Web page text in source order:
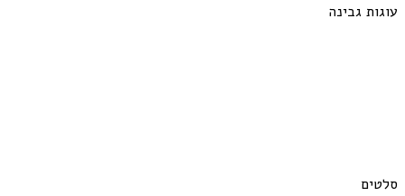
עוגות גבינה
סלטים